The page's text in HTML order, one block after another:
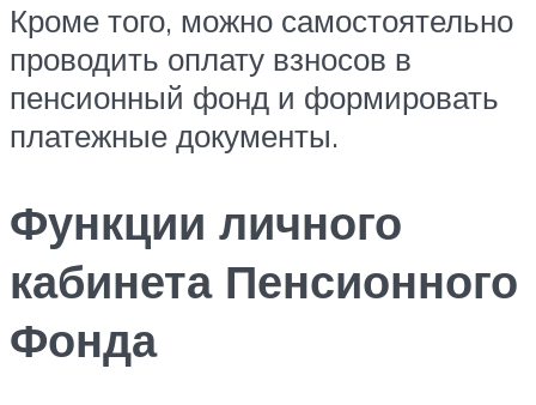
Кроме того, можно самостоятельно
проводить оплату взносов в
пенсионный фонд и формировать
платежные документы.
Функции личного
кабинета Пенсионного
Фонда